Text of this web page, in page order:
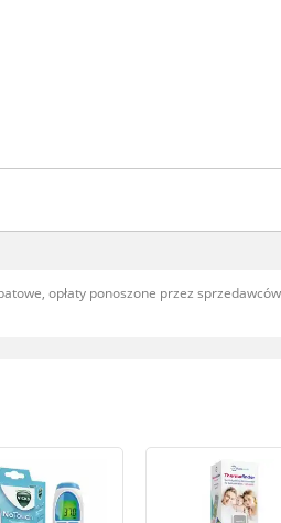
opłaty ponoszone przez